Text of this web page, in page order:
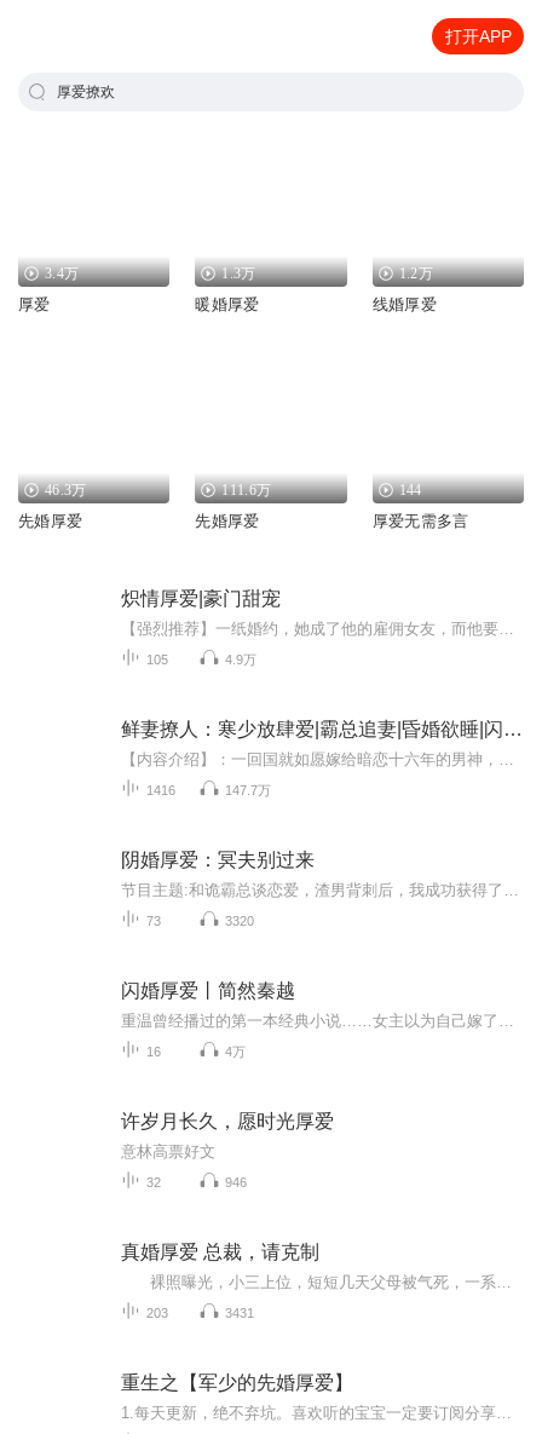
打开APP
厚爱撩欢
3.4万
厚爱
1.3万
暖婚厚爱
1.2万
线婚厚爱
46.3万
先婚厚爱
111.6万
先婚厚爱
144
厚爱无需多言
炽情厚爱|豪门甜宠
105 4.9万
鲜妻撩人：寒少放肆爱|霸总追妻|昏婚欲睡|闪婚厚爱
1416 147.7万
阴婚厚爱：冥夫别过来
73 3320
闪婚厚爱丨简然秦越
16 4万
许岁月长久，愿时光厚爱
意林高票好文
32 946
真婚厚爱 总裁，请克制
203 3431
重生之【军少的先婚厚爱】